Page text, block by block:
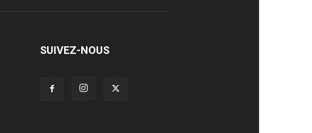
SUIVEZ-NOUS